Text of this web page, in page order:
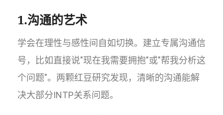
1.沟通的艺术
学会在理性与感性间自如切换。建立专属沟通信
号，比如直接说"现在我需要拥抱"或"帮我分析这
个问题"。两颗红豆研究发现，清晰的沟通能解
决大部分INTP关系问题。